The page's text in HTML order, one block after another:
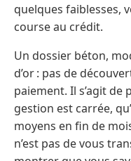
quelques faiblesses,
course au crédit.
Un dossier béton,
d’or : pas de
paiement. Il s’agit
gestion est carrée,
moyens en fin de
n’est pas de vous